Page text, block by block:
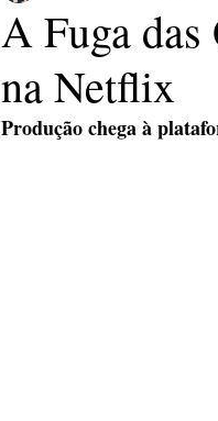
A Fuga das
na Netflix
Produção chega à